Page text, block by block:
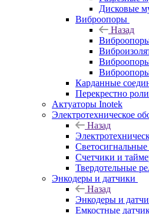
Дисковые
Виброопоры
Назад
Карданные
Перекрестно
Актуаторы Inotek
Электротехническое
Назад
Счетчики и
Твердотельные
Энкодеры и датчики
Назад
Энкодеры и
Емкостные